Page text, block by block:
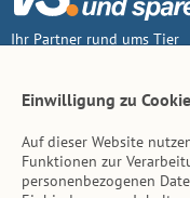
Ihr Partner rund ums Tier
Inhalt
Einwilligung zu
Auf dieser Website
Funktionen zur
personenbezogenen